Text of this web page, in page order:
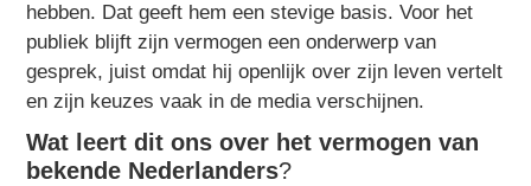
hebben. Dat geeft hem een stevige basis. Voor het
publiek blijft zijn vermogen een onderwerp van
gesprek, juist omdat hij openlijk over zijn leven vertelt
en zijn keuzes vaak in de media verschijnen.
Wat leert dit ons over het vermogen van
bekende Nederlanders?